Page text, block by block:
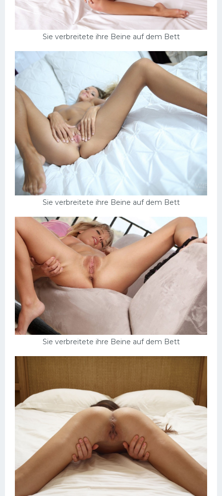
Sie verbreitete ihre Beine auf dem Bett
Sie verbreitete ihre Beine auf dem Bett
Sie verbreitete ihre Beine auf dem Bett